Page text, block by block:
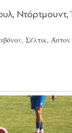
Ντόρτμουντ,
Σέλτικ,